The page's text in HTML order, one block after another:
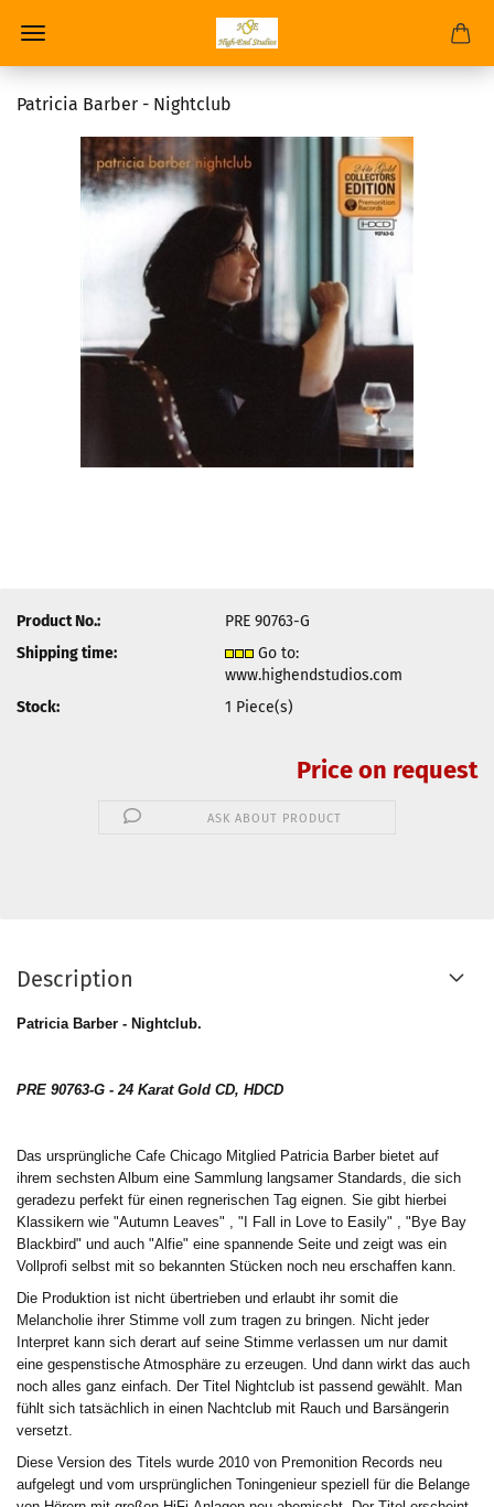
Patricia Barber - Nightclub
Product No.:
PRE 90763-G
Shipping time:
Go to:
www.highendstudios.com
Stock:
1 Piece(s)
Price on request
ASK ABOUT PRODUCT
Description
Patricia Barber - Nightclub.
PRE 90763-G - 24 Karat Gold CD, HDCD
Das ursprüngliche Cafe Chicago Mitglied Patricia Barber bietet auf
ihrem sechsten Album eine Sammlung langsamer Standards, die sich
geradezu perfekt für einen regnerischen Tag eignen. Sie gibt hierbei
Klassikern wie "Autumn Leaves" , "I Fall in Love to Easily" , "Bye Bay
Blackbird" und auch "Alfie" eine spannende Seite und zeigt was ein
Vollprofi selbst mit so bekannten Stücken noch neu erschaffen kann.
Die Produktion ist nicht übertrieben und erlaubt ihr somit die
Melancholie ihrer Stimme voll zum tragen zu bringen. Nicht jeder
Interpret kann sich derart auf seine Stimme verlassen um nur damit
eine gespenstische Atmosphäre zu erzeugen. Und dann wirkt das auch
noch alles ganz einfach. Der Titel Nightclub ist passend gewählt. Man
fühlt sich tatsächlich in einen Nachtclub mit Rauch und Barsängerin
versetzt.
Diese Version des Titels wurde 2010 von Premonition Records neu
aufgelegt und vom ursprünglichen Toningenieur speziell für die Belange